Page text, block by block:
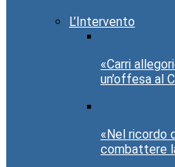
L’Intervento
«Carri
un’offesa al
«Nel ricordo
combattere